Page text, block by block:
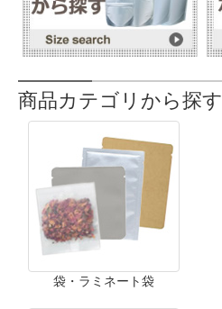
商品カテゴリから探す
袋・ラミネート袋